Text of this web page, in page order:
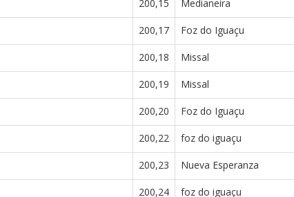
200,15 Medianeira
200,17 Foz do Iguaçu
200,18 Missal
200,19 Missal
200,20 Foz do Iguaçu
200,22 foz do iguaçu
200,23 Nueva Esperanza
200,24 foz do iguaçu